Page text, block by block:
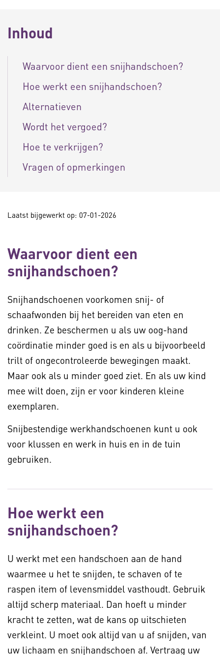
Inhoud
Waarvoor dient een snijhandschoen?
Hoe werkt een snijhandschoen?
Alternatieven
Wordt het vergoed?
Hoe te verkrijgen?
Vragen of opmerkingen
Laatst bijgewerkt op: 07-01-2026
Waarvoor dient een
snijhandschoen?
Snijhandschoenen voorkomen snij- of
schaafwonden bij het bereiden van eten en
drinken. Ze beschermen u als uw oog-hand
coördinatie minder goed is en als u bijvoorbeeld
trilt of ongecontroleerde bewegingen maakt.
Maar ook als u minder goed ziet. En als uw kind
mee wilt doen, zijn er voor kinderen kleine
exemplaren.
Snijbestendige werkhandschoenen kunt u ook
voor klussen en werk in huis en in de tuin
gebruiken.
Hoe werkt een
snijhandschoen?
U werkt met een handschoen aan de hand
waarmee u het te snijden, te schaven of te
raspen item of levensmiddel vasthoudt. Gebruik
altijd scherp materiaal. Dan hoeft u minder
kracht te zetten, wat de kans op uitschieten
verkleint. U moet ook altijd van u af snijden, van
uw lichaam en snijhandschoen af. Vertraag uw